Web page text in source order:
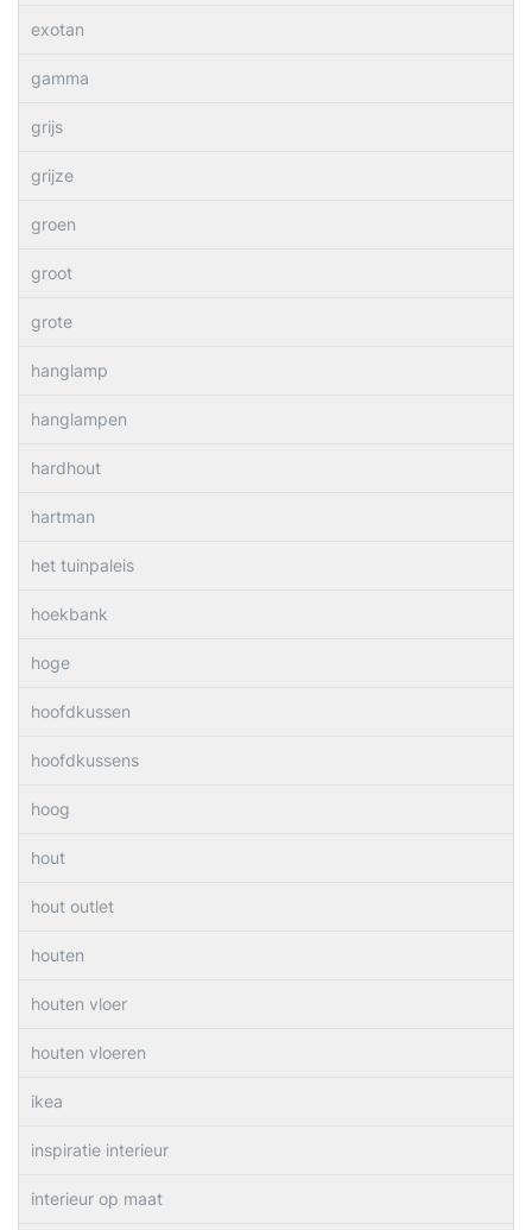
exotan
gamma
grijs
grijze
groen
groot
grote
hanglamp
hanglampen
hardhout
hartman
het tuinpaleis
hoekbank
hoge
hoofdkussen
hoofdkussens
hoog
hout
hout outlet
houten
houten vloer
houten vloeren
ikea
inspiratie interieur
interieur op maat